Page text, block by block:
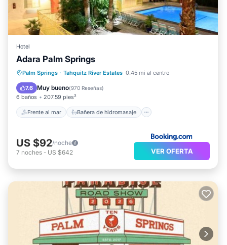
Hotel
Adara Palm Springs
Palm Springs · Tahquitz River Estates 0.45 mi al centro
7.6 Muy bueno(970 Reseñas)
6 baños 207.59 pies²
Frente al mar Bañera de hidromasaje
Frente al mar
Bañera de hidromasaje
Desayuno
Aparcamiento
US $92/noche
7 noches - US $642 VER OFERTA